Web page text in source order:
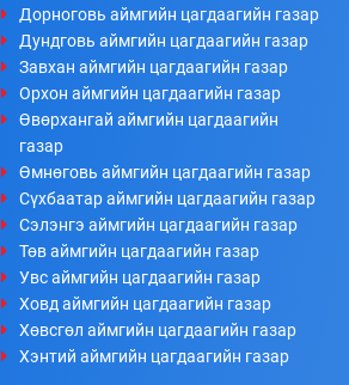
Дорноговь аймгийн цагдаагийн газар
Дундговь аймгийн цагдаагийн газар
Завхан аймгийн цагдаагийн газар
Орхон аймгийн цагдаагийн газар
Өвөрхангай аймгийн цагдаагийн
газар
Өмнөговь аймгийн цагдаагийн газар
Сүхбаатар аймгийн цагдаагийн газар
Сэлэнгэ аймгийн цагдаагийн газар
Төв аймгийн цагдаагийн газар
Увс аймгийн цагдаагийн газар
Ховд аймгийн цагдаагийн газар
Хөвсгөл аймгийн цагдаагийн газар
Хэнтий аймгийн цагдаагийн газар